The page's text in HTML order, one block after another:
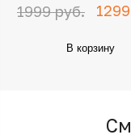
1999 руб.
В корзину